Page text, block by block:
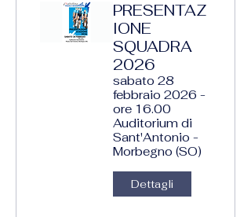
PRESENTAZ
IONE
SQUADRA
2026
sabato 28
febbraio 2026 -
ore 16.00
Auditorium di
Sant'Antonio -
Morbegno (SO)
Dettagli